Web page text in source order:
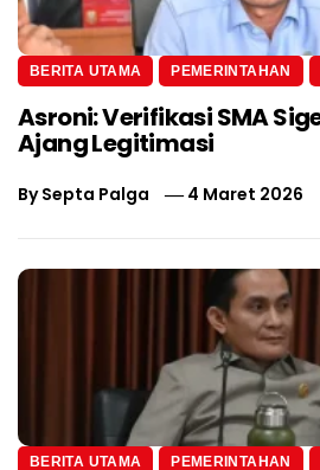
BERITA UTAMA PEMERINTAHAN
Asroni: Verifikasi SMA
Ajang Legitimasi
BySepta Palga 4 Maret 2026
BERITA UTAMA PEMERINTAHAN